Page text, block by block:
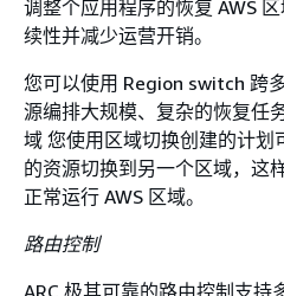
调整个应用程序的恢复 AWS
续性并减少运营开销。
您可以使用 Region switch 跨
源编排大规模、复杂的恢复任
域 您使用区域切换创建的计划
的资源切换到另一个区域，这
正常运行 AWS 区域。
路由控制
ARC 极其可靠的路由控制支持